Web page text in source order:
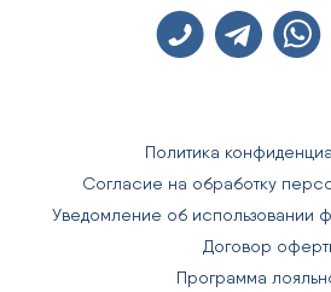
Политика
Согласие на обработку
Уведомление об использовании
Договор
Программа